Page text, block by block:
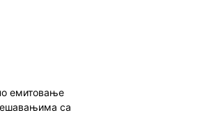
емитовање
са